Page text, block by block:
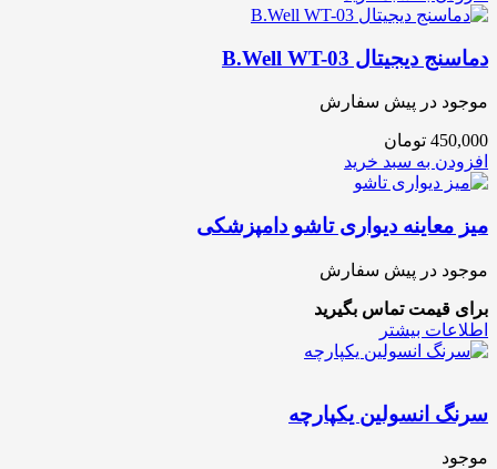
دماسنج دیجیتال B.Well WT-03
موجود در پیش سفارش
450,000 تومان
افزودن به سبد خرید
میز معاینه دیواری تاشو دامپزشکی
موجود در پیش سفارش
برای قیمت تماس بگیرید
اطلاعات بیشتر
سرنگ انسولین یکپارچه
موجود